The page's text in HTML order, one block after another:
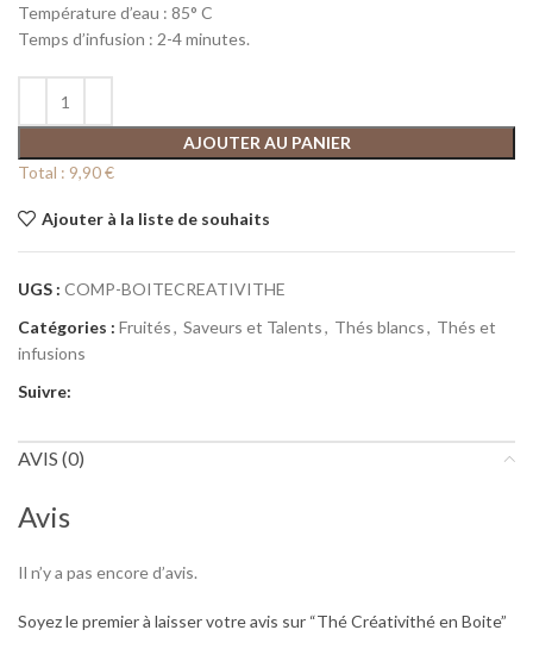
Température d’eau : 85° C
Temps d’infusion : 2-4 minutes.
AJOUTER AU PANIER
Total : 9,90 €
Ajouter à la liste de souhaits
UGS : COMP-BOITECREATIVITHE
Catégories : Fruités, Saveurs et Talents, Thés blancs, Thés et
infusions
Suivre:
AVIS (0)
Avis
Il n’y a pas encore d’avis.
Soyez le premier à laisser votre avis sur “Thé Créativithé en Boite”